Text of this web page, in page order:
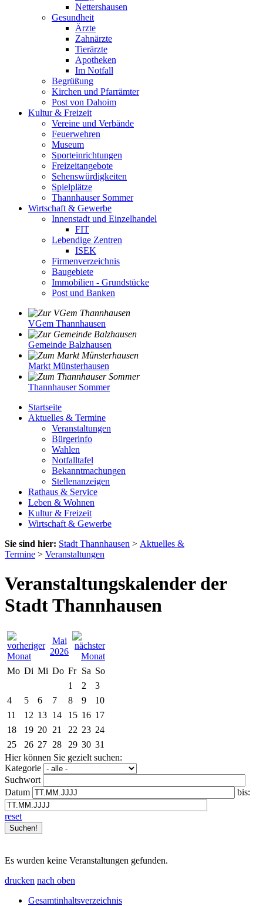
Nettershausen
Gesundheit
Ärzte
Zahnärzte
Tierärzte
Apotheken
Im Notfall
Begrüßung
Kirchen und Pfarrämter
Post von Dahoim
Kultur & Freizeit
Vereine und Verbände
Feuerwehren
Museum
Sporteinrichtungen
Freizeitangebote
Sehenswürdigkeiten
Spielplätze
Thannhauser Sommer
Wirtschaft & Gewerbe
Innenstadt und Einzelhandel
FIT
Lebendige Zentren
ISEK
Firmenverzeichnis
Baugebiete
Immobilien - Grundstücke
Post und Banken
VGem Thannhausen
Gemeinde Balzhausen
Markt Münsterhausen
Thannhauser Sommer
Startseite
Aktuelles & Termine
Veranstaltungen
Bürgerinfo
Wahlen
Notfalltafel
Bekanntmachungen
Stellenanzeigen
Rathaus & Service
Leben & Wohnen
Kultur & Freizeit
Wirtschaft & Gewerbe
Sie sind hier: Stadt Thannhausen > Aktuelles &
Termine > Veranstaltungen
Veranstaltungskalender der
Stadt Thannhausen
Mai
2026
Mo Di Mi Do Fr Sa So
1
2
3
4
5 6 7 8 9
10
11
12 13 14 15 16 17
18
19 20 21 22 23 24
25
26 27 28 29 30 31
Hier können Sie gezielt suchen:
Kategorie
Suchwort
Datum
bis:
reset
Es wurden keine Veranstaltungen gefunden.
drucken nach oben
Gesamtinhaltsverzeichnis